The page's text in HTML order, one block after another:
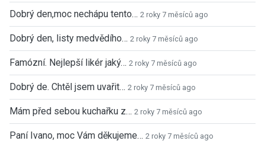
Dobrý den,moc nechápu tento… 2 roky 7 měsíců ago
Dobrý den, listy medvědího… 2 roky 7 měsíců ago
Famózní. Nejlepší likér jaký… 2 roky 7 měsíců ago
Dobrý de. Chtěl jsem uvařit… 2 roky 7 měsíců ago
Mám před sebou kuchařku z… 2 roky 7 měsíců ago
Paní Ivano, moc Vám děkujeme… 2 roky 7 měsíců ago